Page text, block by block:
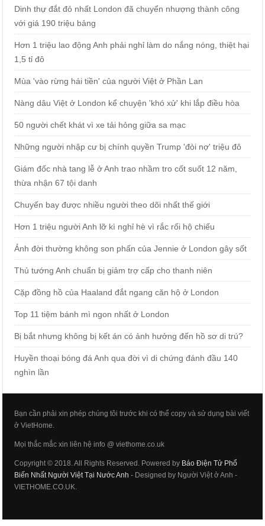
Dinh thự đắt đỏ nhất London đã chuyển nhượng thành công
với giá 190 triệu bảng
Hơn 1 triệu lao động Anh phải nghỉ làm do nắng nóng, thiệt hại
1,5 tỉ đô
Mùa 'vào rừng hái tiền' của người Việt ở Phần Lan
Nàng dâu Việt ở London kể chuyện 'khó xử' khi lắp điều hòa
50 người chết khát vì xe tải hỏng giữa sa mạc
Những người nhập cư bị chính quyền Trump 'đòi nợ' triệu đô
Giám đốc nhà tang lễ ở Anh trao nhầm tro cốt suốt 12 năm,
thừa nhận 67 tội danh
Chuyến bay được nhiều người theo dõi nhất thế giới
Hơn 1 triệu người Anh lỡ kì nghỉ hè vì rắc rối hộ chiếu
Ảnh đời thường không son phấn của Jennie ở London gây sốt
Thủ tướng Anh chuẩn bị giảm trợ cấp cho thanh niên
Cặp đồng hồ của Haaland đắt ngang căn hộ ở London
Top 11 tiệm bánh mì ngon nhất ở London
Bị bắt nhưng không bị kết án có ảnh hưởng đến hồ sơ di trú?
Huyền thoại bóng đá Anh qua đời vì di chứng đánh đầu 140
nghìn lần
Bạn cần phải xin phép chúng tôi trước khi có thể copy và sử dụng bài viết
ở VietHome.
Mọi thắc mắc xin liên hệ info @ viethome.co.uk
Copyright © 2018. All Rights Reserved. Powered by Báo Điện Tử Phổ
Biến Nhất Người Việt Tại Nước Anh - Designed by Người Việt ở Anh -
VIETHOME.CO.UK.